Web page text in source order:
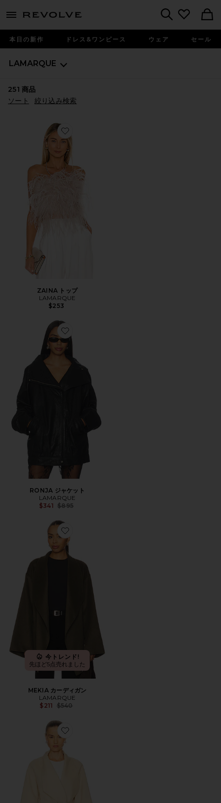
menu - shows more content
本日の新作 ドレス&ワンピース ウェア セール
LAMARQUE
251 商品
ソート
絞り込み検索
Favorite ZAINA トップ
ZAINA トップ
LAMARQUE
$253
Favorite RONJA ジャケット
RONJA ジャケット
LAMARQUE
$341 Previous price:
$895
Favorite MEKIA カーディガン
今トレンド!
先ほど5点売れました
MEKIA カーディガン
LAMARQUE
$211 Previous price:
$540
Favorite MEKIA カーディガン